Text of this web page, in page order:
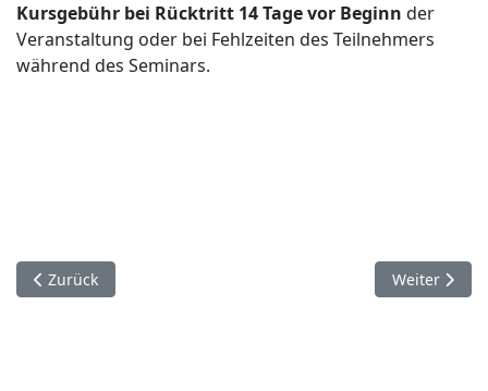
Kursgebühr bei Rücktritt 14 Tage vor Beginn der
Veranstaltung oder bei Fehlzeiten des Teilnehmers
während des Seminars.
Previous article: Aufstellungen
Zurück Next article:
Weiter